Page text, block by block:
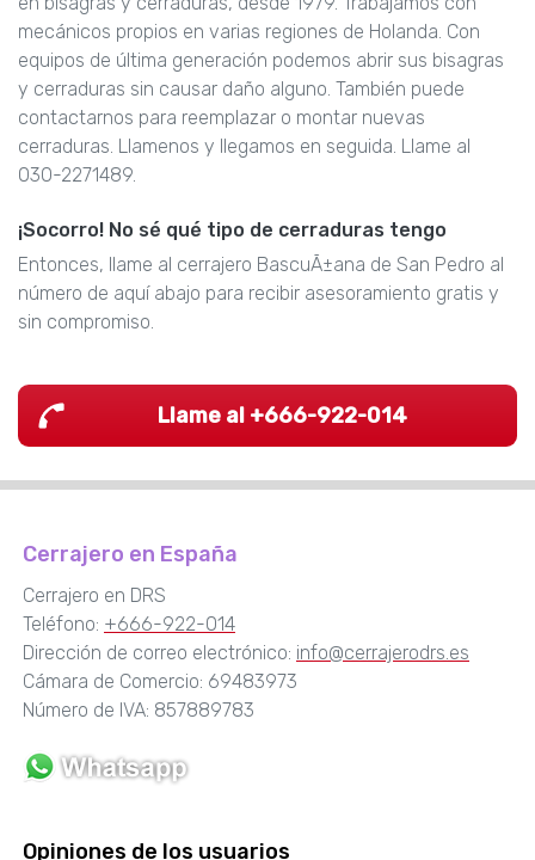
mecánicos propios en varias regiones de Holanda. Con
equipos de última generación podemos abrir sus bisagras
y cerraduras sin causar daño alguno. También puede
contactarnos para reemplazar o montar nuevas
cerraduras. Llamenos y llegamos en seguida. Llame al
030-2271489.
¡Socorro! No sé qué tipo de cerraduras tengo
Entonces, llame al cerrajero BascuÃ±ana de San Pedro al
número de aquí abajo para recibir asesoramiento gratis y
sin compromiso.
Llame al +666-922-014
Cerrajero en España
Cerrajero en DRS
Teléfono: +666-922-014
Dirección de correo electrónico: info@cerrajerodrs.es
Cámara de Comercio: 69483973
Número de IVA: 857889783
Opiniones de los usuarios